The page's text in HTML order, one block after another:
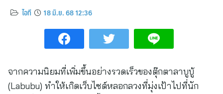
ไอที 18 มิ.ย. 68 12:36
จากความนิยมที่เพิ่มขึ้นอย่างรวดเร็วของตุ๊กตาลาบูบู้
(Labubu) ทำให้เกิดเว็บไซต์หลอกลวงที่มุ่งเป้าไปที่นัก